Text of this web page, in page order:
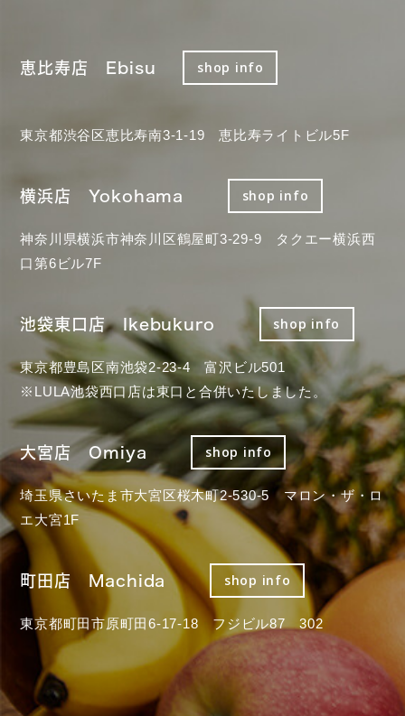
恵比寿店 Ebisu shop info
東京都渋谷区恵比寿南3-1-19 恵比寿ライトビル5F
横浜店 Yokohama shop info
神奈川県横浜市神奈川区鶴屋町3-29-9 タクエー横浜西
口第6ビル7F
池袋東口店 Ikebukuro shop info
東京都豊島区南池袋2-23-4 富沢ビル501
※LULA池袋西口店は東口と合併いたしました。
大宮店 Omiya shop info
埼玉県さいたま市大宮区桜木町2-530-5 マロン・ザ・ロ
エ大宮1F
町田店 Machida shop info
東京都町田市原町田6-17-18 フジビル87 302